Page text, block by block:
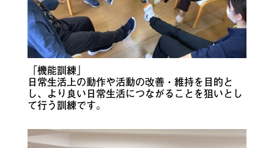
「機能訓練」
日常生活上の動作や活動の改善・維持を目的と
し、より良い日常生活につながることを狙いとし
て行う訓練です。